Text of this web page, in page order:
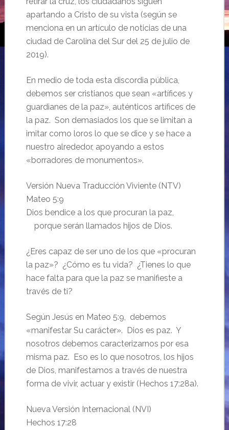
apartando a Cristo de su vista (según se
menciona en un artículo de noticias de una
ciudad de Carolina del Sur del 25 de julio de
2019).
En medio de toda esta discordia pública,
debemos ser cristianos que sean «artífices y
guardianes de la paz», auténticos artífices de
la paz. Son demasiados los que se limitan a
imitar como loros lo que se dice y se hace a
nuestro alrededor, apoyando a estos
«borradores de monumentos».
Versión Nueva Traducción Viviente (NTV)
Mateo 5:9
Dios bendice a los que procuran la paz,
porque serán llamados hijos de Dios.
¿Eres capaz de ser uno de los que «procuran
la paz»? ¿Cómo es tu vida? ¿Tienes lo que
hace falta para que la paz se manifieste a
través de ti?
Según Jesús en Mateo 5:9, debemos
«manifestar Su carácter». Dios es paz. Y
nosotros debemos caracterizarnos por esa
misma paz. Eso es lo que nosotros, los hijos
de Dios, manifestamos a través de nuestra
forma de vivir, actuar y existir (Hechos 17:28a).
Nueva Versión Internacional (NVI)
Hechos 17:28